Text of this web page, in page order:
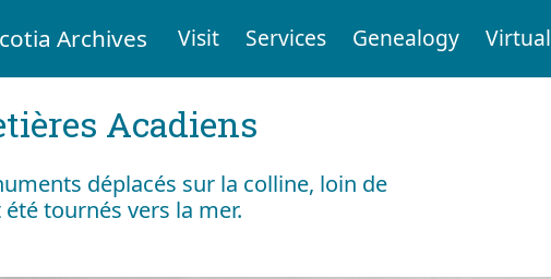
Archives Visit Services Genealogy Virtual
Acadiens
déplacés sur la colline, loin de
tournés vers la mer.